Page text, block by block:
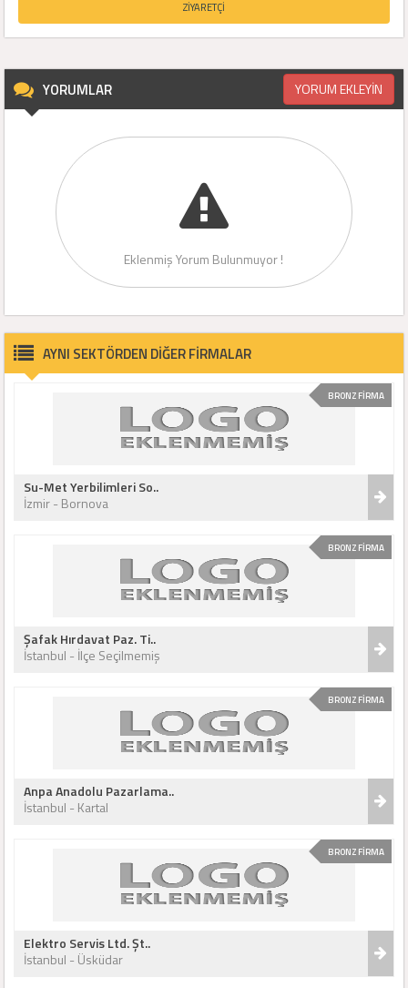
ZİYARETÇİ
YORUMLAR YORUM EKLEYİN
Eklenmiş Yorum Bulunmuyor !
AYNI SEKTÖRDEN DİĞER FİRMALAR
BRONZ FİRMA
Su-Met Yerbilimleri So..
İzmir - Bornova
BRONZ FİRMA
Şafak Hırdavat Paz. Ti..
İstanbul - İlçe Seçilmemiş
BRONZ FİRMA
Anpa Anadolu Pazarlama..
İstanbul - Kartal
BRONZ FİRMA
Elektro Servis Ltd. Şt..
İstanbul - Üsküdar